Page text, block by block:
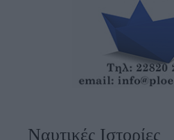
Ναυτικές Ιστορίες